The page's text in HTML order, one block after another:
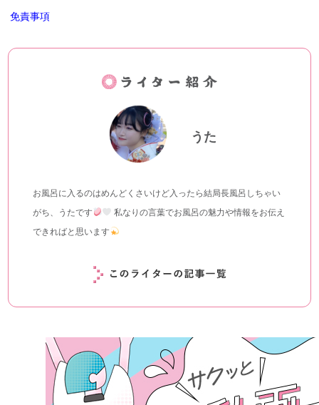
免責事項
うた
お風呂に入るのはめんどくさいけど入ったら結局長風呂しちゃい
がち、うたです
私なりの言葉でお風呂の魅力や情報をお伝え
できればと思います